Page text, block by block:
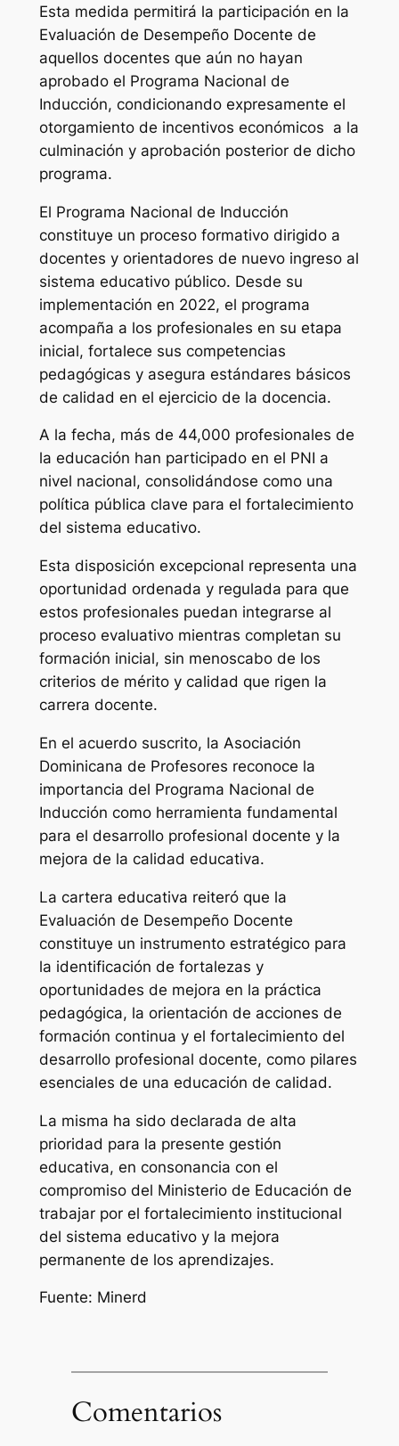
Esta medida permitirá la participación en la
Evaluación de Desempeño Docente de
aquellos docentes que aún no hayan
aprobado el Programa Nacional de
Inducción, condicionando expresamente el
otorgamiento de incentivos económicos a la
culminación y aprobación posterior de dicho
programa.
El Programa Nacional de Inducción
constituye un proceso formativo dirigido a
docentes y orientadores de nuevo ingreso al
sistema educativo público. Desde su
implementación en 2022, el programa
acompaña a los profesionales en su etapa
inicial, fortalece sus competencias
pedagógicas y asegura estándares básicos
de calidad en el ejercicio de la docencia.
A la fecha, más de 44,000 profesionales de
la educación han participado en el PNI a
nivel nacional, consolidándose como una
política pública clave para el fortalecimiento
del sistema educativo.
Esta disposición excepcional representa una
oportunidad ordenada y regulada para que
estos profesionales puedan integrarse al
proceso evaluativo mientras completan su
formación inicial, sin menoscabo de los
criterios de mérito y calidad que rigen la
carrera docente.
En el acuerdo suscrito, la Asociación
Dominicana de Profesores reconoce la
importancia del Programa Nacional de
Inducción como herramienta fundamental
para el desarrollo profesional docente y la
mejora de la calidad educativa.
La cartera educativa reiteró que la
Evaluación de Desempeño Docente
constituye un instrumento estratégico para
la identificación de fortalezas y
oportunidades de mejora en la práctica
pedagógica, la orientación de acciones de
formación continua y el fortalecimiento del
desarrollo profesional docente, como pilares
esenciales de una educación de calidad.
La misma ha sido declarada de alta
prioridad para la presente gestión
educativa, en consonancia con el
compromiso del Ministerio de Educación de
trabajar por el fortalecimiento institucional
del sistema educativo y la mejora
permanente de los aprendizajes.
Fuente: Minerd
Comentarios